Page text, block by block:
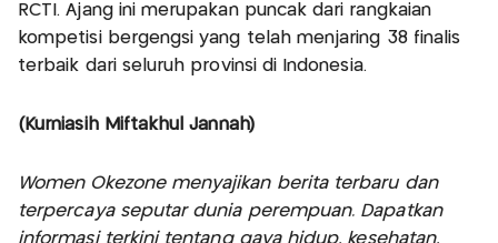
RCTI. Ajang ini merupakan puncak dari rangkaian
kompetisi bergengsi yang telah menjaring 38 finalis
terbaik dari seluruh provinsi di Indonesia.
(Kurniasih Miftakhul Jannah)
Women Okezone menyajikan berita terbaru dan
terpercaya seputar dunia perempuan. Dapatkan
informasi terkini tentang gaya hidup, kesehatan,